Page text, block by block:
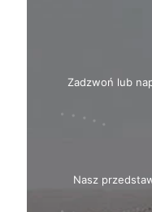
Zadzwoń lub
Nasz